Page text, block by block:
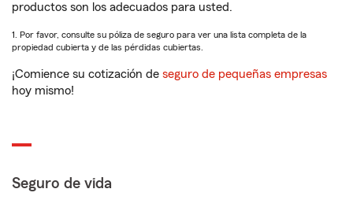
productos son los adecuados para usted.
1. Por favor, consulte su póliza de seguro para ver una lista completa de la
propiedad cubierta y de las pérdidas cubiertas.
¡Comience su cotización de seguro de pequeñas empresas
hoy mismo!
Seguro de vida